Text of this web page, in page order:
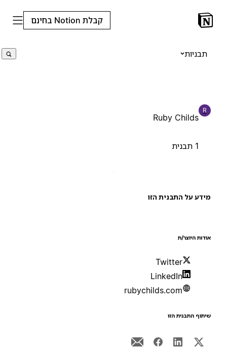
קבלת Notion בחינם
תבניות
Ruby Childs
על התבנית הזו
היוצר/ת
Twitter
LinkedIn
rubychilds.com
התבנית הזו